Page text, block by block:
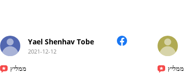
Yael Shenhav Tobe
2021-12-12
ממליץ ממליץ